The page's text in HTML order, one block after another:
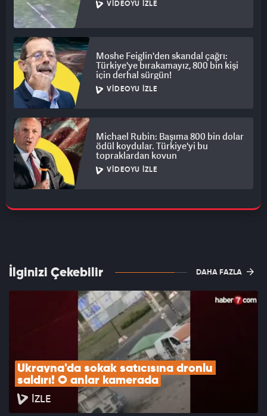
VIDEOYU İZLE
Moshe Feiglin'den skandal çağrı:
Türkiye'ye bırakamayız, 800 bin kişi
için derhal sürgün!
VIDEOYU İZLE
Michael Rubin: Başıma 800 bin dolar
ödül koydular. Türkiye'yi bu
topraklardan kovun
VIDEOYU İZLE
İlginizi Çekebilir DAHA FAZLA
Ukrayna'da sokak satıcısına dronlu
saldırı! O anlar kamerada
İZLE